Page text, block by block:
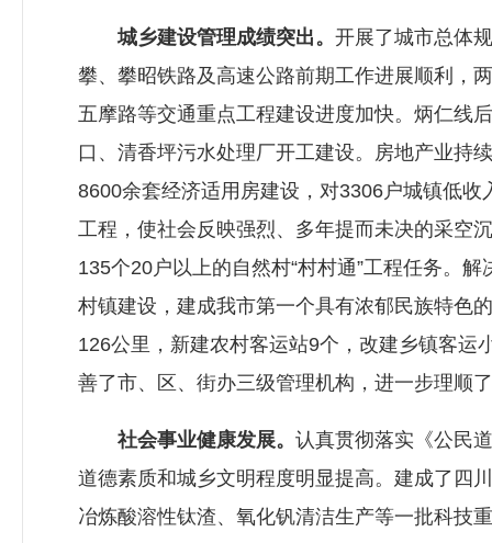
城乡建设管理成绩突出。 开展了城市总体
攀、攀昭铁路及高速公路前期工作进展顺利，
五摩路等交通重点工程建设进度加快。炳仁线
口、清香坪污水处理厂开工建设。房地产业持
8600余套经济适用房建设，对3306户城镇低
工程，使社会反映强烈、多年提而未决的采空
135个20户以上的自然村“村村通”工程任务。
村镇建设，建成我市第一个具有浓郁民族特色
126公里，新建农村客运站9个，改建乡镇客运
善了市、区、街办三级管理机构，进一步理顺
社会事业健康发展。 认真贯彻落实《公民
道德素质和城乡文明程度明显提高。建成了四
冶炼酸溶性钛渣、氧化钒清洁生产等一批科技